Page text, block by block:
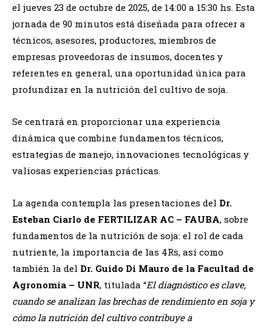
el jueves 23 de octubre de 2025, de 14:00 a 15:30 hs. Esta
jornada de 90 minutos está diseñada para ofrecer a
técnicos, asesores, productores, miembros de
empresas proveedoras de insumos, docentes y
referentes en general, una oportunidad única para
profundizar en la nutrición del cultivo de soja.
Se centrará en proporcionar una experiencia
dinámica que combine fundamentos técnicos,
estrategias de manejo, innovaciones tecnológicas y
valiosas experiencias prácticas.
La agenda contempla las presentaciones del Dr.
Esteban Ciarlo de FERTILIZAR AC – FAUBA, sobre
fundamentos de la nutrición de soja: el rol de cada
nutriente, la importancia de las 4Rs, así como
también la del Dr. Guido Di Mauro de la Facultad de
Agronomía – UNR, titulada “El diagnóstico es clave,
cuando se analizan las brechas de rendimiento en soja y
cómo la nutrición del cultivo contribuye a